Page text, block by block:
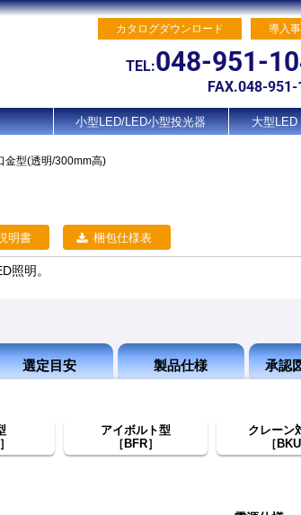
カタログダウンロード 導入
TEL:048-951-
FAX.048-
小型LED/LED小型投光器 大型LED
金型(透明/300mm高)
明書 梱包仕様表
照明。
選定目安 製品仕様 承認
アイボルト型
［BFR］
クレーン
［BKU